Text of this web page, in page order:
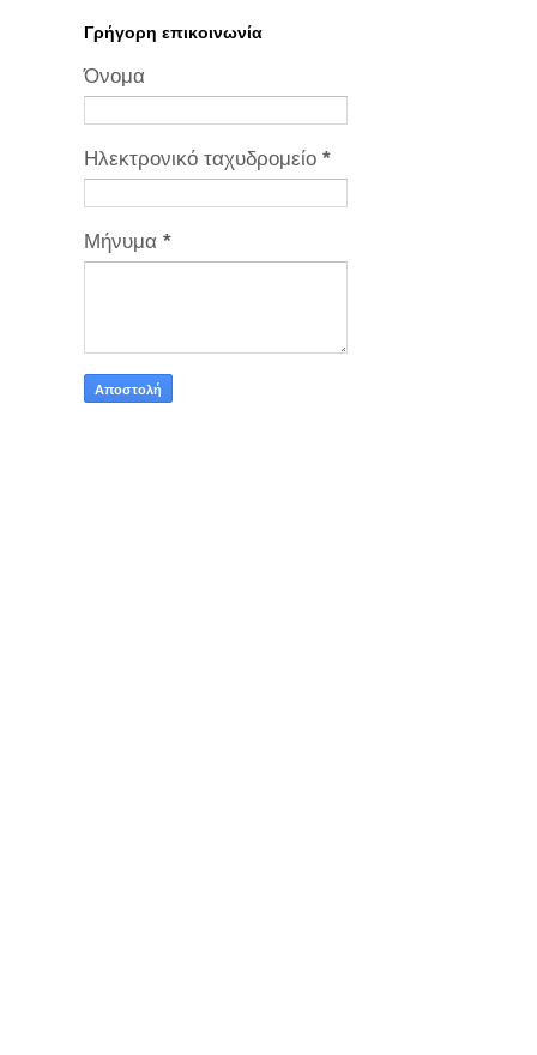
Γρήγορη επικοινωνία
Όνομα
Ηλεκτρονικό ταχυδρομείο *
Μήνυμα *